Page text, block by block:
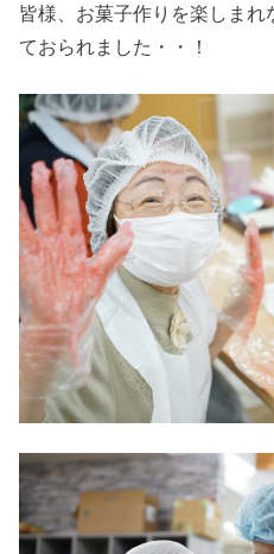
皆様、お菓子作りを楽しまれ
ておられました・・！